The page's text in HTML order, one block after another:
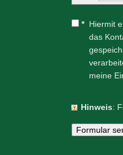
* Hiermit
das
meine
Hinweis :